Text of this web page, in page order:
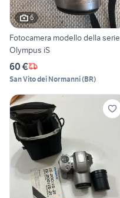
6
Fotocamera modello della serie
Olympus iS
60 €
San Vito dei Normanni(BR)